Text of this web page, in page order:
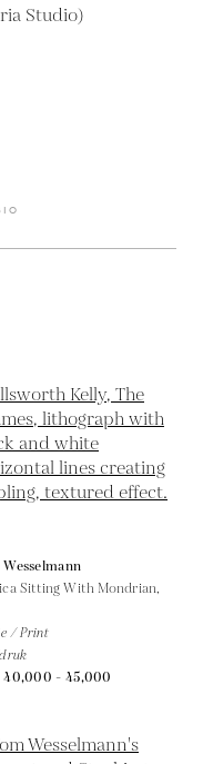
Studio)
Sitting With Mondrian,
/ Print
40,000 - 45,000